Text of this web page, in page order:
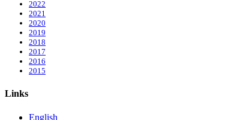
2022
2021
2020
2019
2018
2017
2016
2015
Links
English